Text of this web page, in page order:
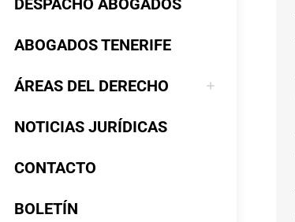
DESPACHO ABOGADOS
ABOGADOS TENERIFE
ÁREAS DEL DERECHO
NOTICIAS JURÍDICAS
CONTACTO
BOLETÍN